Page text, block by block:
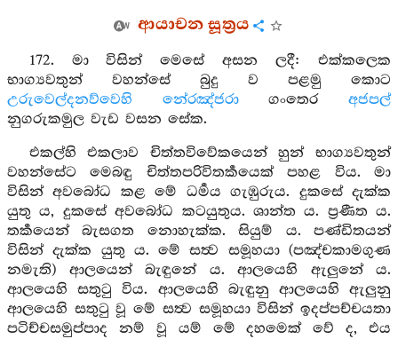
ආයාචන සූත්‍රය
172. මා විසින් මෙසේ අසන ලදී: එක්කලෙක
භාග්‍යවතුන් වහන්සේ බුදු ව පළමු කොට
උරුවෙල්දනව්වෙහි
නේරඤ්ජරාගංතෙරඅජපල්
නුගරුකමුල වැඩ වසන සේක.
එකල්හි එකලාව චිත්තවිවේකයෙන් හුන් භාග්‍යවතුන්
වහන්සේට මෙබඳු චිත්තපරිවිතර්‍කයෙක් පහළ විය. මා
විසින් අවබෝධ කළ මේ ධර්‍මය ගැඹුරුය. දුකසේ දැක්ක
යුතු ය, දුකසේ අවබෝධ කටයුතුය. ශාන්ත ය. ප්‍රණීත ය.
තර්‍කයෙන් බැසගත නොහැක්ක. සියුම් ය. පණ්ඩිතයන්
විසින් දැක්ක යුතු ය. මේ සත්‍ව සමූහයා (පඤ්චකාමගුණ
නමැති) ආලයෙන් බැඳුනේ ය. ආලයෙහි ඇලුනේ ය.
ආලයෙහි සතුටු විය. ආලයෙහි බැඳුනු ආලයෙහි ඇලුනු
ආලයෙහි සතුටු වූ මේ සත්‍ව සමූහයා විසින් ඉදප්පච්චයතා
පටිච්චසමුප්පාද නම් වූ යම් මේ දහමෙක් වේ ද, එය